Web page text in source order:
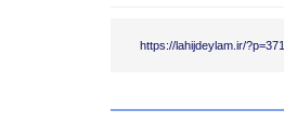
https://lahijdeylam.ir/?p=371